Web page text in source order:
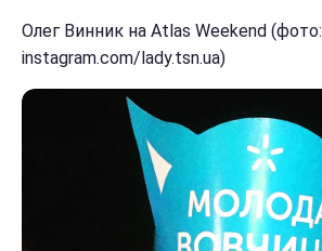
Олег Винник на Atlas Weekend (фото:
instagram.com/lady.tsn.ua)